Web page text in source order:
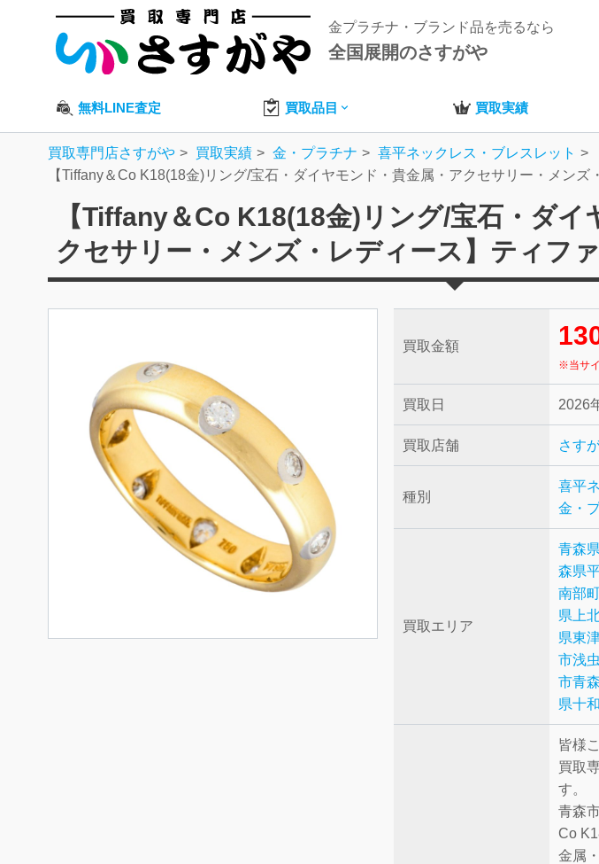
金プラチナ・ブランド品を売るなら
全国展開のさすがや
無料LINE査定 買取品目 買取実績
買取専門店さすがや 買取実績 金・プラチナ
喜平ネックレス・ブレスレット
【Tiffany＆Co K18(18金)リング/宝石・ダイヤモンド・貴金属・アクセサリー・メンズ
【Tiffany＆Co K18(18金)リング/宝石・ダイ
クセサリー・メンズ・レディース】ティフ
買取金額
※当サ
買取日 2026
買取店舗 さす
種別
喜平
金・
買取エリア
青森
森県
南部
県上
県東
市浅
市青
県十
皆様
買取
す。
青森
Co
金属